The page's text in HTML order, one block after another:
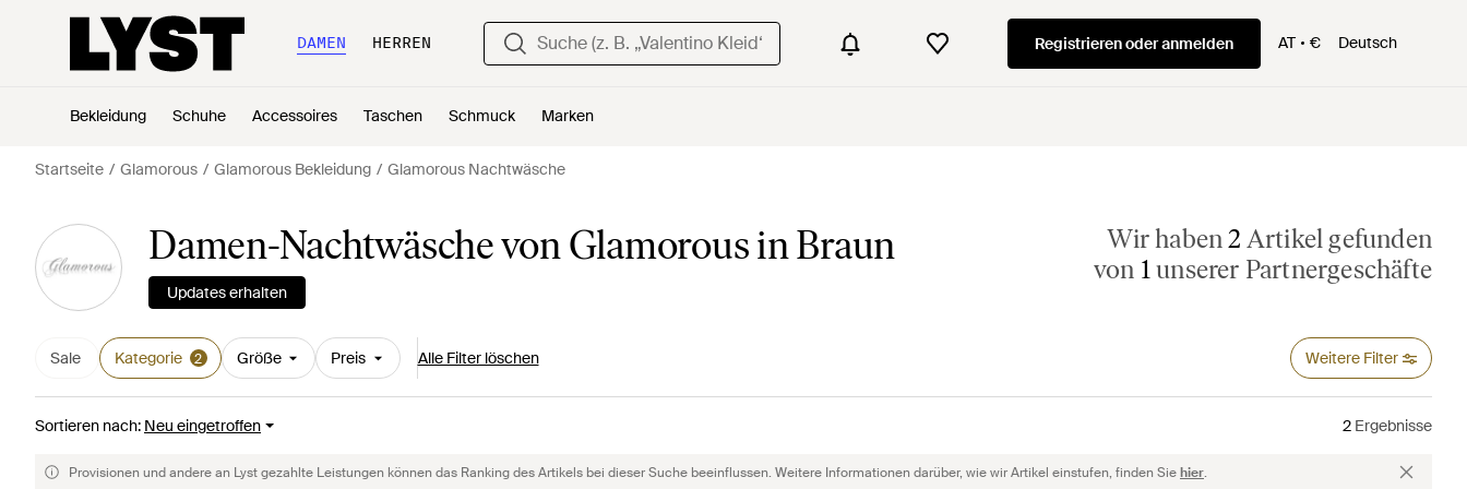
DAMEN HERREN Registrieren oder anmelden AT € Deutsch
Bekleidung Schuhe Accessoires Taschen Schmuck Marken
Startseite Glamorous Glamorous Bekleidung Glamorous Nachtwäsche
Damen-Nachtwäsche von Glamorous in Braun
Updates erhalten
Wir haben2 Artikel gefunden
von 1unserer Partnergeschäfte
Sale Kategorie 2 Größe Preis Alle Filter löschen Weitere Filter
Sortieren nach: Neu eingetroffen 2 Ergebnisse
Provisionen und andere an Lyst gezahlte Leistungen können das Ranking des Artikels bei dieser Suche beeinflussen. Weitere Informationen darüber, wie wir Artikel einstufen, finden Siehier.